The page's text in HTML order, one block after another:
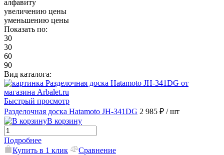
алфавиту
увеличению цены
уменьшению цены
Показать по:
30
30
60
90
Вид каталога:
Быстрый просмотр
Разделочная доска Hatamoto JH-341DG 2 985 ₽ / шт
В корзину
Подробнее
Купить в 1 клик
Сравнение